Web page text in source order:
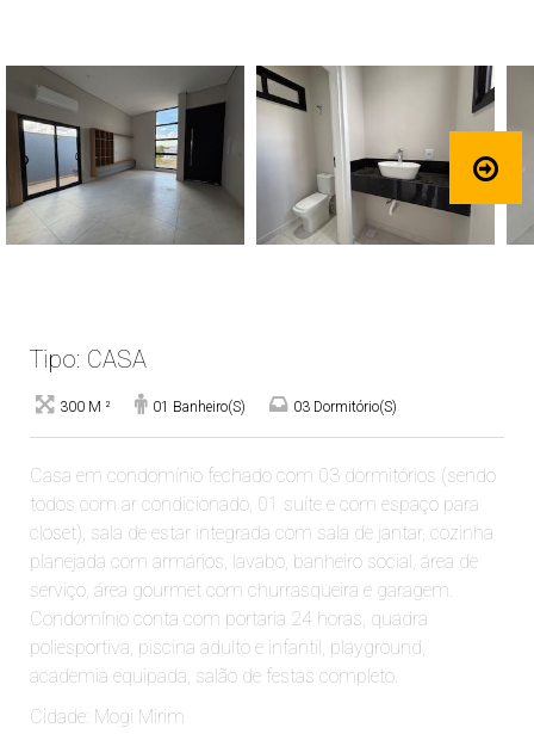
Tipo: CASA
300 M ² 01 Banheiro(s) 03 Dormitório(s)
Casa em condomínio fechado com 03 dormitórios (sendo
todos com ar condicionado, 01 suíte e com espaço para
closet), sala de estar integrada com sala de jantar, cozinha
planejada com armários, lavabo, banheiro social, área de
serviço, área gourmet com churrasqueira e garagem.
Condomínio conta com portaria 24 horas, quadra
poliesportiva, piscina adulto e infantil, playground,
academia equipada, salão de festas completo.
Cidade: Mogi Mirim